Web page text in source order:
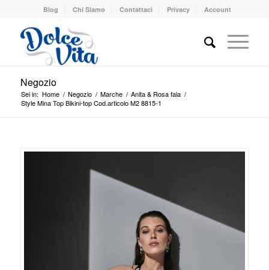
Blog Chi Siamo Contattaci Privacy Account
Negozio
Sei in: Home / Negozio / Marche / Anita & Rosa faia /
Style Mina Top Bikini-top Cod.articolo M2 8815-1